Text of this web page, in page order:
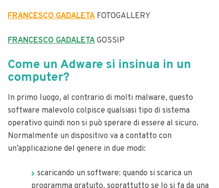
FRANCESCO GADALETA FOTOGALLERY
FRANCESCO GADALETA GOSSIP
Come un Adware si insinua in un
computer?
In primo luogo, al contrario di molti malware, questo
software malevolo colpisce qualsiasi tipo di sistema
operativo quindi non si può sperare di essere al sicuro.
Normalmente un dispositivo va a contatto con
un’applicazione del genere in due modi:
scaricando un software: quando si scarica un
programma gratuito, soprattutto se lo si fa da una